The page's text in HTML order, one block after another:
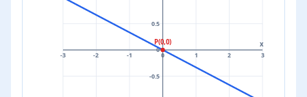
-3 -2 -1 0 1 2 3
-0.5
0
0.5
x
P(0,0)